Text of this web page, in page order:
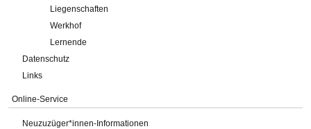
Liegenschaften
Werkhof
Lernende
Datenschutz
Links
Online-Service
Neuzuzüger*innen-Informationen